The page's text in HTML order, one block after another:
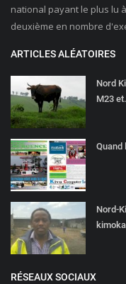
national payant le plus lu
deuxième en nombre
ARTICLES ALÉATOIRES
Nord
M23
Quand
Nord-
RÉSEAUX SOCIAUX